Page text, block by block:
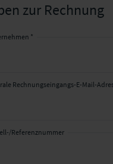
zur Rechnung
*
Rechnungseingangs-E-Mail-
Referenznummer